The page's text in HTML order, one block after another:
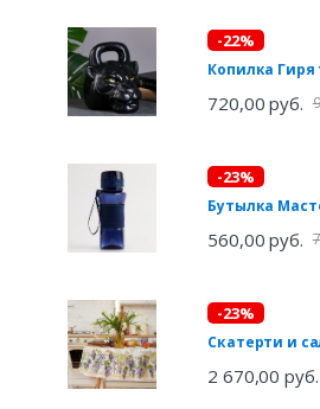
-22%
Копилка Гиря
720,00 руб.
-23%
Бутылка
560,00 руб.
-23%
Скатерти и
2 670,00 руб.